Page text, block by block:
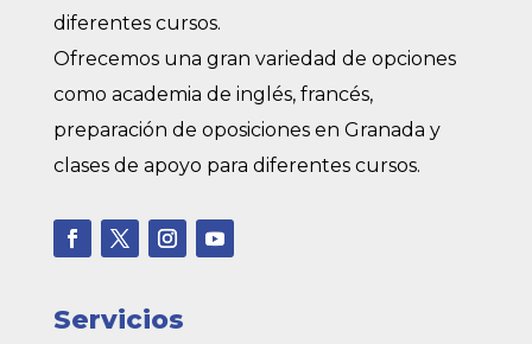
diferentes cursos.
Ofrecemos una gran variedad de opciones
como academia de inglés, francés,
preparación de oposiciones en Granada y
clases de apoyo para diferentes cursos.
Servicios